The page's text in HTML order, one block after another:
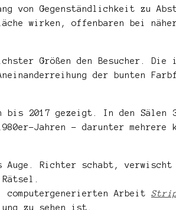
von Gegenständlichkeit zu
wirken, offenbaren bei
Größen den Besucher.
der bunten
bis 2017 gezeigt. In den
Jahren – darunter
Auge. Richter schabt,
computergenerierten Arbeit
zu sehen ist.